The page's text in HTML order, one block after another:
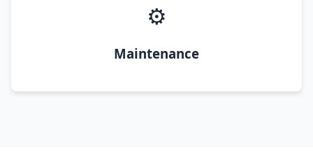
⚙️
Maintenance